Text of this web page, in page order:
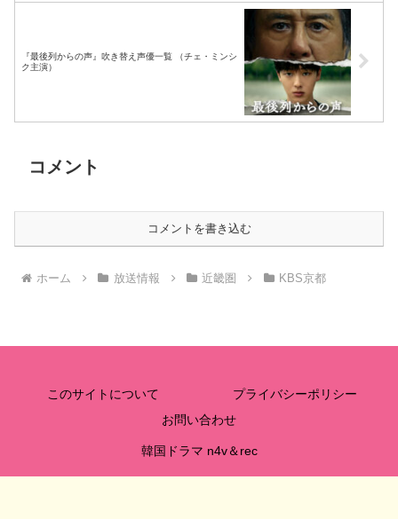
『最後列からの声』吹き替え声優一覧 （チェ・ミンシ
ク主演）
コメント
コメントを書き込む
ホーム 放送情報 近畿圏 KBS京都
このサイトについて
プライバシーポリシー
お問い合わせ
韓国ドラマ n4v＆rec